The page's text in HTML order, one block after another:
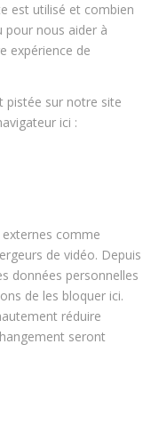
est utilisé et combien
nous aider à
expérience de
pistée sur notre site
ici :
comme
de vidéo. Depuis
données personnelles
de les bloquer ici.
réduire
seront